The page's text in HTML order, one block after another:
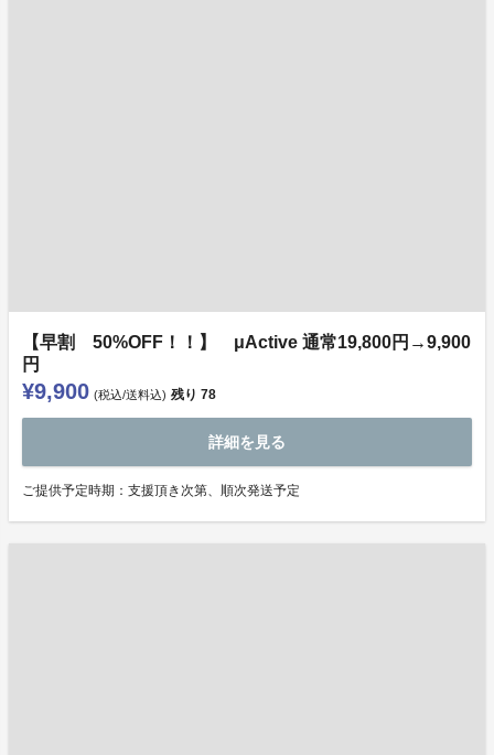
【早割 50%OFF！！】 μActive 通常19,800円→9,900
円
¥9,900 (税込/送料込) 残り 78
詳細を見る
ご提供予定時期：支援頂き次第、順次発送予定